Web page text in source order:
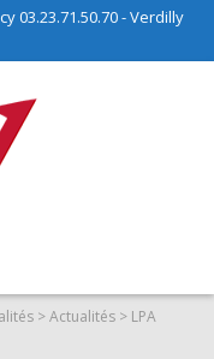
03.23.71.50.70 - Verdilly
>Actualités > LPA